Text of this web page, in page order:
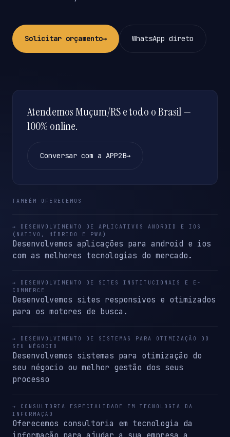
Solicitar orçamento→ WhatsApp direto
Atendemos Muçum/RS e todo o Brasil —
100% online.
Conversar com a APP2B→
TAMBÉM OFERECEMOS
→ DESENVOLVIMENTO DE APLICATIVOS ANDROID E IOS
(NATIVO, HÍBRIDO E PWA)
Desenvolvemos aplicações para android e ios
com as melhores tecnologias do mercado.
→ DESENVOLVIMENTO DE SITES INSTITUCIONAIS E E-
COMMERCE
Desenvolvemos sites responsivos e otimizados
para os motores de busca.
→ DESENVOLVIMENTO DE SISTEMAS PARA OTIMIZAÇÃO DO
SEU NÉGOCIO
Desenvolvemos sistemas para otimização do
seu négocio ou melhor gestão dos seus
processo
→ CONSULTORIA ESPECIALIDADE EM TECNOLOGIA DA
INFORMAÇÃO
Oferecemos consultoria em tecnologia da